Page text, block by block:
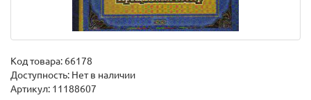
Код товара: 66178
Доступность: Нет в наличии
Артикул: 11188607